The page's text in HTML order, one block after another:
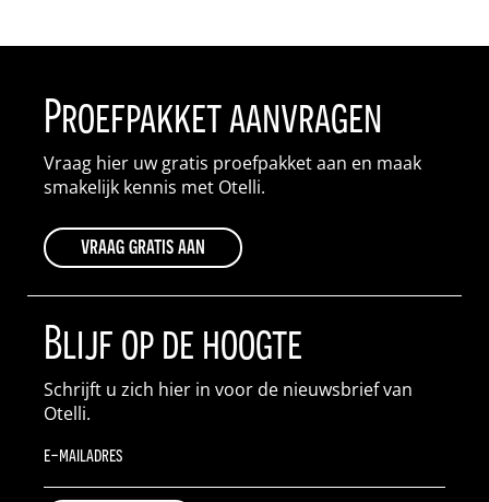
Proefpakket aanvragen
Vraag hier uw gratis proefpakket aan en maak
smakelijk kennis met Otelli.
vraag gratis aan
Blijf op de hoogte
Schrijft u zich hier in voor de nieuwsbrief van
Otelli.